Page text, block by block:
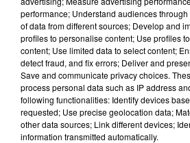
Antony HARARI
performance; Understand audiences
of data from different sources; Develop and
profiles to personalise content; Use profiles
content; Use limited data to select content;
detect fraud, and fix errors; Deliver and
Save and communicate privacy choices.
process personal data such as IP address
following functionalities: Identify devices
requested; Use precise geolocation data;
other data sources; Link different devices;
information transmitted automatically.